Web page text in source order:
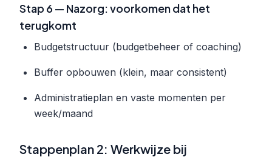
Stap 6 — Nazorg: voorkomen dat het
terugkomt
Budgetstructuur (budgetbeheer of coaching)
Buffer opbouwen (klein, maar consistent)
Administratieplan en vaste momenten per
week/maand
Stappenplan 2: Werkwijze bij